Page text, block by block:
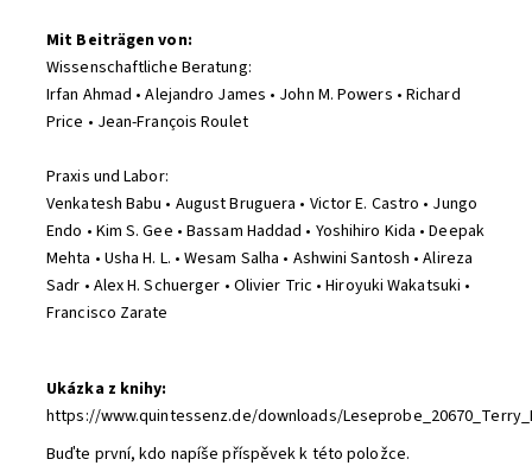
Mit Beiträgen von:
Wissenschaftliche Beratung:
Irfan Ahmad • Alejandro James • John M. Powers • Richard
Price • Jean-François Roulet
Praxis und Labor:
Venkatesh Babu • August Bruguera • Victor E. Castro • Jungo
Endo • Kim S. Gee • Bassam Haddad • Yoshihiro Kida • Deepak
Mehta • Usha H. L. • Wesam Salha • Ashwini Santosh • Alireza
Sadr • Alex H. Schuerger • Olivier Tric • Hiroyuki Wakatsuki •
Francisco Zarate
Ukázka z knihy:
https://www.quintessenz.de/downloads/
Buďte první, kdo napíše příspěvek k této položce.